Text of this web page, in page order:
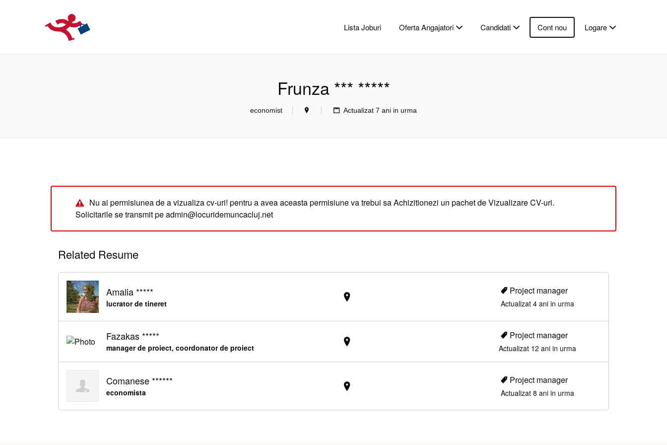
Lista Joburi Oferta Angajatori Candidati Cont nou Logare
Frunza *** *****
economist Actualizat 7 ani in urma
Nu ai permisiunea de a vizualiza cv-uri! pentru a avea aceasta permisiune va trebui sa Achizitionezi un pachet de Vizualizare CV-uri.
Solicitarile se transmit pe admin@locuridemuncacluj.net
Related Resume
Amalia *****
lucrator de tineret
Project manager
Actualizat 4 ani in urma
Fazakas *****
manager de proiect, coordonator de proiect
Project manager
Actualizat 12 ani in urma
Comanese ******
economista
Project manager
Actualizat 8 ani in urma